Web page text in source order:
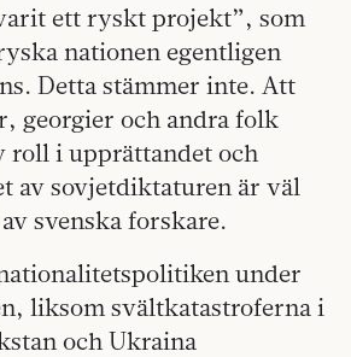
ett ryskt projekt”, som
nationen egentligen
Detta stämmer inte. Att
georgier och andra folk
roll i upprättandet och
av sovjetdiktaturen är väl
svenska forskare.
under
liksom svältkatastroferna i
och Ukraina